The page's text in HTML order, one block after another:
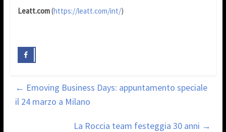
Leatt.com(https://leatt.com/int/)
← Emoving Business Days: appuntamento speciale
il 24 marzo a Milano
La Roccia team festeggia 30 anni →